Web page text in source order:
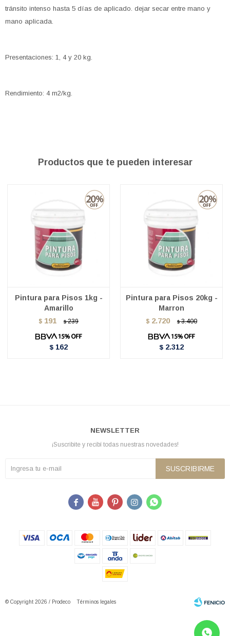
tránsito intenso hasta 5 días de aplicado. dejar secar entre mano y
mano aplicada.
Presentaciones: 1, 4 y 20 kg.
Rendimiento: 4 m2/kg.
Productos que te pueden interesar
Pintura para Pisos 1kg -
Amarillo
$ 191 $ 239
$ 162
Pintura para Pisos 20kg -
Marron
$ 2.720 $ 3.400
$ 2.312
NEWSLETTER
¡Suscribite y recibí todas nuestras novedades!
SUSCRIBIRME
    
© Copyright 2026 / Prodeco Términos legales